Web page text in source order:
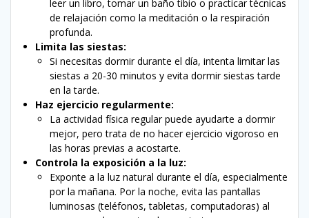
leer un libro, tomar un baño tibio o practicar técnicas
de relajación como la meditación o la respiración
profunda.
Limita las siestas:
Si necesitas dormir durante el día, intenta limitar las
siestas a 20-30 minutos y evita dormir siestas tarde
en la tarde.
Haz ejercicio regularmente:
La actividad física regular puede ayudarte a dormir
mejor, pero trata de no hacer ejercicio vigoroso en
las horas previas a acostarte.
Controla la exposición a la luz:
Exponte a la luz natural durante el día, especialmente
por la mañana. Por la noche, evita las pantallas
luminosas (teléfonos, tabletas, computadoras) al